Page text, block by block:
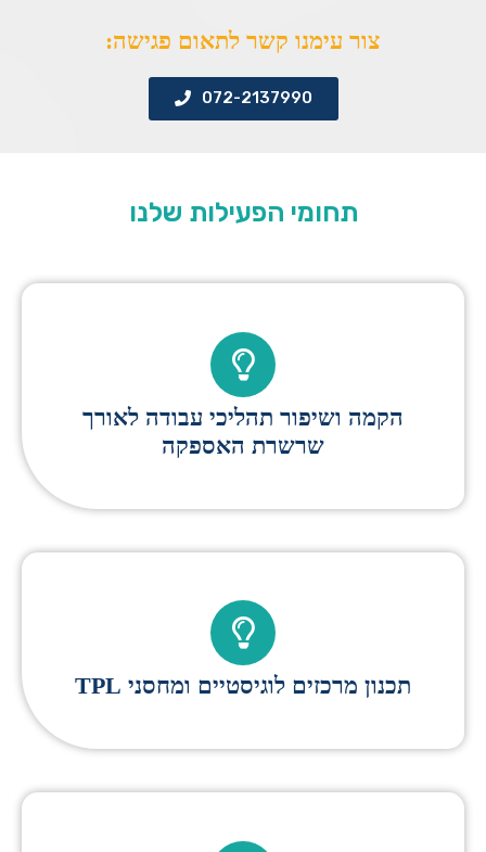
צור עימנו קשר לתאום פגישה:
072-2137990
תחומי הפעילות שלנו
הקמה ושיפור תהליכי עבודה לאורך
שרשרת האספקה
תכנון מרכזים לוגיסטיים ומחסני TPL